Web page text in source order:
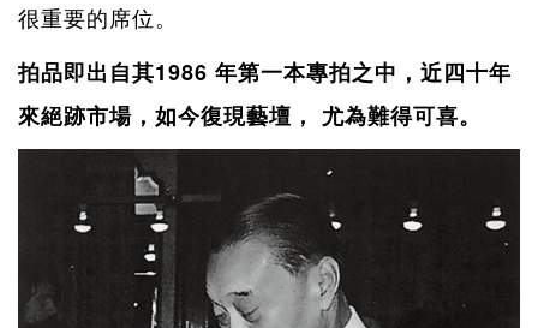
很重要的席位。
拍品即出自其1986 年第一本專拍之中，近四十年
來絕跡市場，如今復現藝壇， 尤為難得可喜。